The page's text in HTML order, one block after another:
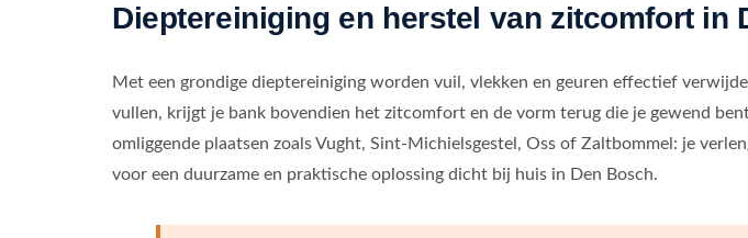
Dieptereiniging en herstel van zitcomfort in
Met een grondige dieptereiniging worden vuil, vlekken en geuren effectief
vullen, krijgt je bank bovendien het zitcomfort en de vorm terug die je gewend
omliggende plaatsen zoals Vught, Sint-Michielsgestel, Oss of Zaltbommel: je
voor een duurzame en praktische oplossing dicht bij huis in Den Bosch.